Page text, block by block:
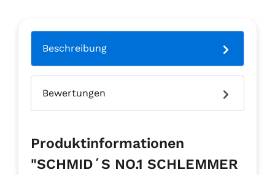
Beschreibung
Bewertungen
Produktinformationen
"SCHMID´S NO.1 SCHLEMMER